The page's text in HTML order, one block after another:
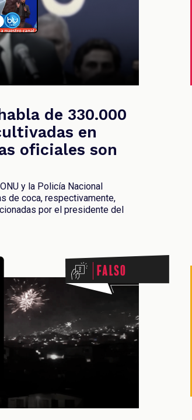
de 330.000
en
oficiales son
y la Policía Nacional
de coca, respectivamente,
por el presidente del
Falso